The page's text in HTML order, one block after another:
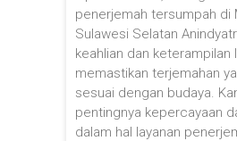
penerjemah tersumpah di
Sulawesi Selatan
keahlian dan keterampilan
memastikan terjemahan
sesuai dengan budaya.
pentingnya kepercayaan
dalam hal layanan